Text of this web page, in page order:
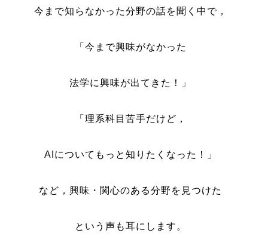
今まで知らなかった分野の話を聞く中で，
「今まで興味がなかった
法学に興味が出てきた！」
「理系科目苦手だけど，
AIについてもっと知りたくなった！」
など，興味・関心のある分野を見つけた
という声も耳にします。